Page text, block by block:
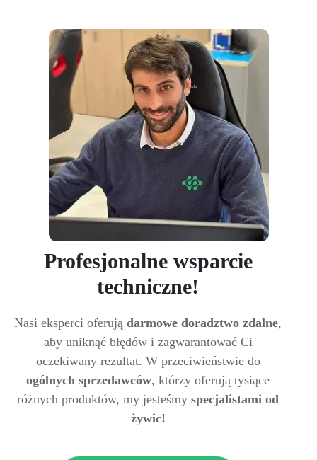
Profesjonalne wsparcie
techniczne!
Nasi eksperci oferują darmowe doradztwo zdalne,
aby uniknąć błędów i zagwarantować Ci
oczekiwany rezultat. W przeciwieństwie do
ogólnych sprzedawców, którzy oferują tysiące
różnych produktów, my jesteśmy specjalistami od
żywic!